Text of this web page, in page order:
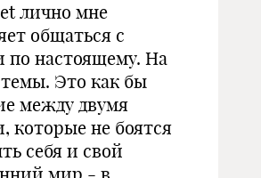
лично мне
общаться с
по настоящему. На
Это как бы
между двумя
которые не боятся
себя и свой